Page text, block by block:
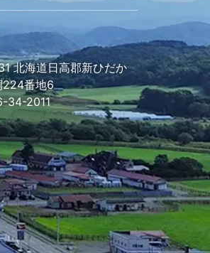
北海道日高郡新ひだか
224番地6
34-2011